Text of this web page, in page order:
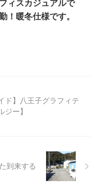
フィスカジュアルで
！暖冬仕様です。
ド】八王子グラフィテ
ジー】
到来する